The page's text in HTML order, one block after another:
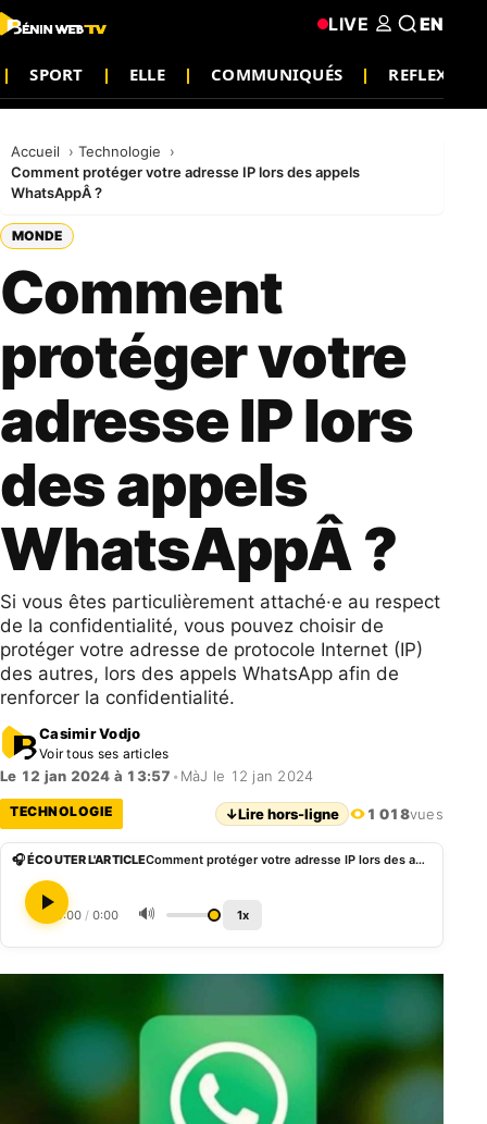
SPORT ELLE COMMUNIQUÉS REFLEXION
LIVE EN
Accueil
Technologie
Comment protéger votre adresse IP lors des appels
WhatsAppÂ ?
MONDE
Comment
protéger votre
adresse IP lors
des appels
WhatsAppÂ ?
Si vous êtes particulièrement attaché·e au respect
de la confidentialité, vous pouvez choisir de
protéger votre adresse de protocole Internet (IP)
des autres, lors des appels WhatsApp afin de
renforcer la confidentialité.
Casimir Vodjo
Voir tous ses articles
Le 12 jan 2024 à 13:57 • MàJ le 12 jan 2024
TECHNOLOGIE ↓Lire hors-ligne 1 018vues
🎧 ÉCOUTER L'ARTICLE Comment protéger votre adresse IP lors des appels WhatsAppÂ ?
0:00 / 0:00 🔊 1x